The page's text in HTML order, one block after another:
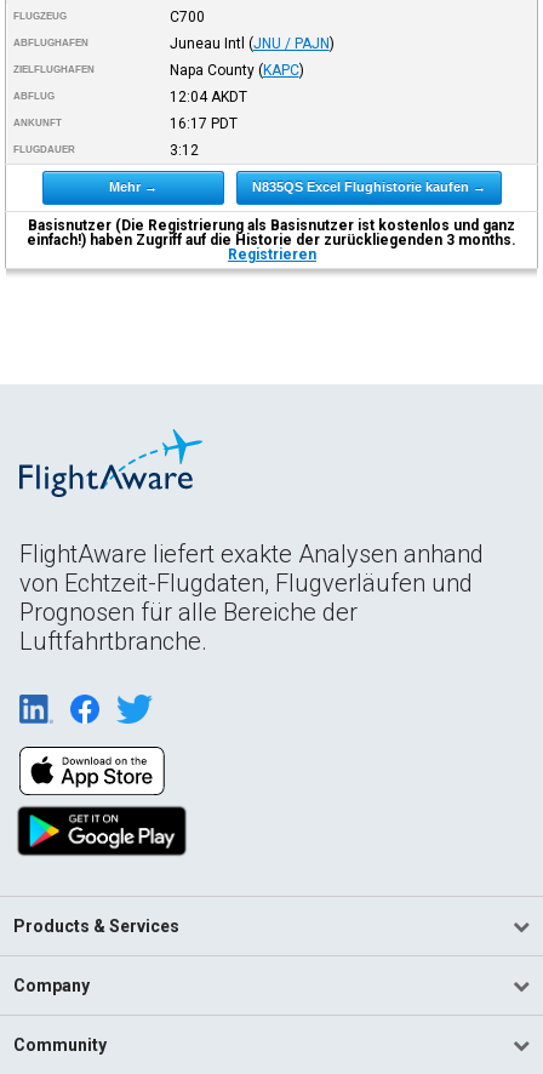
FLUGZEUG C700
ABFLUGHAFEN Juneau Intl (JNU / PAJN)
ZIELFLUGHAFEN Napa County (KAPC)
ABFLUG 12:04 AKDT
ANKUNFT 16:17 PDT
FLUGDAUER 3:12
Mehr → N835QS Excel Flughistorie kaufen →
Basisnutzer (Die Registrierung als Basisnutzer ist kostenlos und ganz
einfach!) haben Zugriff auf die Historie der zurückliegenden 3 months.
Registrieren
FlightAware liefert exakte Analysen anhand
von Echtzeit-Flugdaten, Flugverläufen und
Prognosen für alle Bereiche der
Luftfahrtbranche.
Products & Services
Company
Community